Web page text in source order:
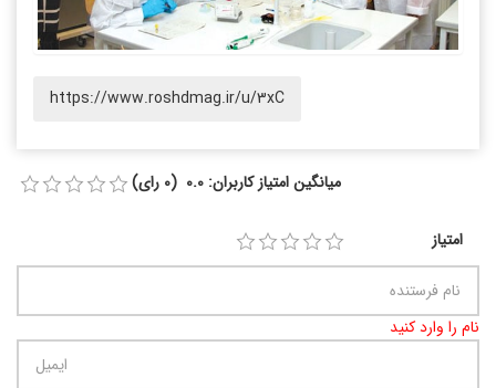
https://www.roshdmag.ir/u/3xC
میانگین امتیاز کاربران: 0.0 (0 رای)
امتیاز
نام را وارد کنید